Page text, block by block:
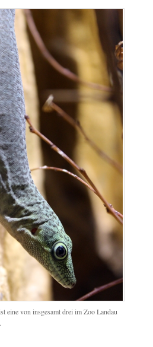
eine von insgesamt drei im Zoo Landau